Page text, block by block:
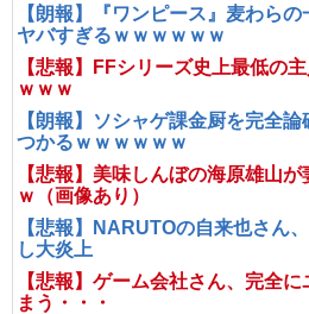
【朗報】『ワンピース』麦わら
ヤバすぎるｗｗｗｗｗｗ
【悲報】FFシリーズ史上最低の
ｗｗｗ
【朗報】ソシャゲ課金厨を完全
つかるｗｗｗｗｗｗ
【悲報】美味しんぼの海原雄山
ｗ（画像あり）
【悲報】NARUTOの自来也さん
し大炎上
【悲報】ゲーム会社さん、完全
まう・・・